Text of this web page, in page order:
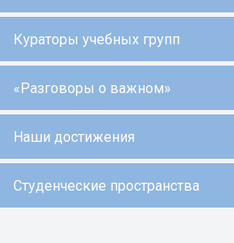
Кураторы учебных групп
«Разговоры о важном»
Наши достижения
Студенческие пространства